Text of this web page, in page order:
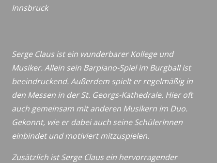
Innsbruck
Serge Claus ist ein wunderbarer Kollege und
Musiker. Allein sein Barpiano-Spiel im Burgball ist
beeindruckend. Außerdem spielt er regelmäßig in
den Messen in der St. Georgs-Kathedrale. Hier oft
auch gemeinsam mit anderen Musikern im Duo.
Gekonnt, wie er dabei auch seine SchülerInnen
einbindet und motiviert mitzuspielen.
Zusätzlich ist Serge Claus ein hervorragender